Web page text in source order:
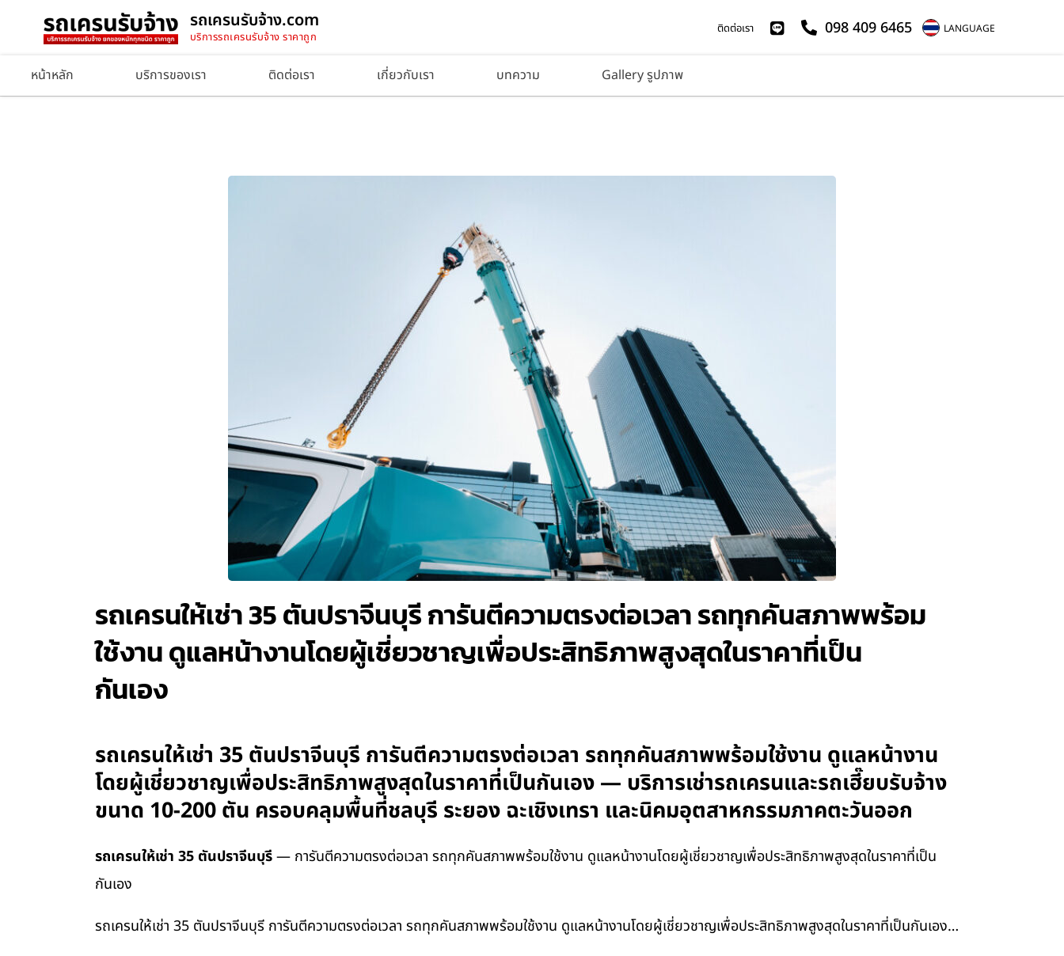
รถเครนรับจ้าง.com
บริการรถเครนรับจ้าง ราคาถูก
ติดต่อเรา 098 409 6465 LANGUAGE
หน้าหลัก บริการของเรา ติดต่อเรา เกี่ยวกับเรา บทความ Gallery รูปภาพ
รถเครนให้เช่า 35 ตันปราจีนบุรี การันตีความตรงต่อเวลา รถทุกคันสภาพพร้อม
ใช้งาน ดูแลหน้างานโดยผู้เชี่ยวชาญเพื่อประสิทธิภาพสูงสุดในราคาที่เป็น
กันเอง
รถเครนให้เช่า 35 ตันปราจีนบุรี การันตีความตรงต่อเวลา รถทุกคันสภาพพร้อมใช้งาน ดูแลหน้างาน
โดยผู้เชี่ยวชาญเพื่อประสิทธิภาพสูงสุดในราคาที่เป็นกันเอง — บริการเช่ารถเครนและรถเฮี๊ยบรับจ้าง
ขนาด 10-200 ตัน ครอบคลุมพื้นที่ชลบุรี ระยอง ฉะเชิงเทรา และนิคมอุตสาหกรรมภาคตะวันออก
รถเครนให้เช่า 35 ตันปราจีนบุรี— การันตีความตรงต่อเวลา รถทุกคันสภาพพร้อมใช้งาน ดูแลหน้างานโดยผู้เชี่ยวชาญเพื่อประสิทธิภาพสูงสุดในราคาที่เป็น
กันเอง
รถเครนให้เช่า 35 ตันปราจีนบุรี การันตีความตรงต่อเวลา รถทุกคันสภาพพร้อมใช้งาน ดูแลหน้างานโดยผู้เชี่ยวชาญเพื่อประสิทธิภาพสูงสุดในราคาที่เป็นกันเอง…